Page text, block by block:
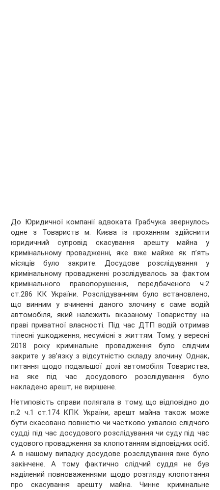
До Юридичної компанії адвоката Грабчука звернулось
одне з Товариств м. Києва із проханням здійснити
юридичний супровід скасування арешту майна у
кримінальному провадженні, яке вже майже як п’ять
місяців було закрите. Досудове розслідування у
кримінальному провадженні розслідувалось за фактом
кримінального правопорушення, передбаченого ч.2
ст.286 КК України. Розслідуванням було встановлено,
що винним у вчиненні даного злочину є саме водій
автомобіля, який належить вказаному Товариству на
праві приватної власності. Під час ДТП водій отримав
тілесні ушкодження, несумісні з життям. Тому, у вересні
2018 року кримінальне провадження було слідчим
закрите у зв’язку з відсутністю складу злочину. Однак,
питання щодо подальшої долі автомобіля Товариства,
на яке під час досудового розслідування було
накладено арешт, не вирішене.
Нетиповість справи полягала в тому, що відповідно до
п.2 ч.1 ст.174 КПК України, арешт майна також може
бути скасовано повністю чи частково ухвалою слідчого
судді під час досудового розслідування чи суду під час
судового провадження за клопотанням відповідних осіб.
А в нашому випадку досудове розслідування вже було
закінчене. А тому фактично слідчий суддя не був
наділений повноваженнями щодо розгляду клопотання
про скасування арешту майна. Чинне кримінальне